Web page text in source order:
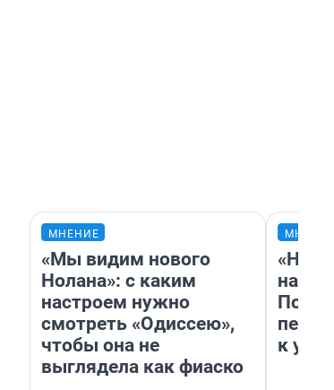
МНЕНИЕ
«Мы видим нового
Нолана»: с каким
настроем нужно
смотреть «Одиссею»,
чтобы она не
выглядела как фиаско
надо
к